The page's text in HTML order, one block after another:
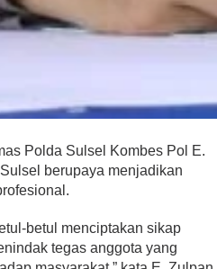
Polda Sulsel Kombes Pol E.
berupaya menjadikan
betul menciptakan sikap
tegas anggota yang